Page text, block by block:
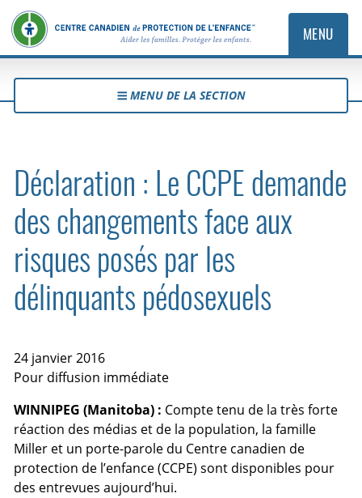
MENU
MENU DE LA SECTION
Déclaration : Le CCPE demande
des changements face aux
risques posés par les
délinquants pédosexuels
24 janvier 2016
Pour diffusion immédiate
WINNIPEG (Manitoba) : Compte tenu de la très forte
réaction des médias et de la population, la famille
Miller et un porte-parole du Centre canadien de
protection de l’enfance (CCPE) sont disponibles pour
des entrevues aujourd’hui.